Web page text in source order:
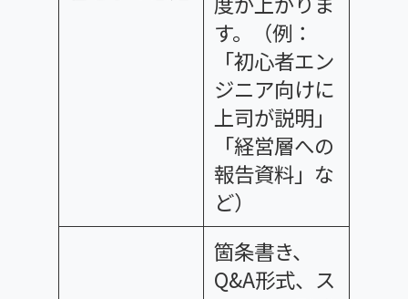
す。（例：
「初心者エン
ジニア向けに
上司が説明」
「経営層への
報告資料」な
ど）
箇条書き、
Q&A形式、ス